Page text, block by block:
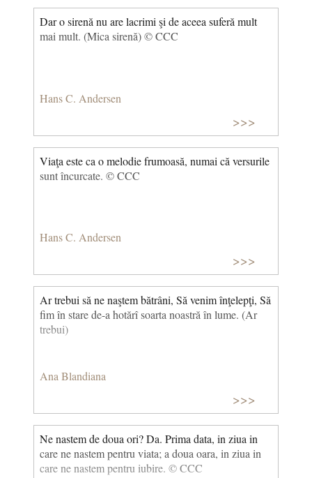
legăna să dormim, Noi am dispărea tot mai mult,
devenind tot mai mici, Cât bobul de strugure, cât
bobul de mazăre, cât bobul de grâu… (Ar trebui)
Dar o sirenă nu are lacrimi şi de aceea suferă mult
mai mult. (Mica sirenă) © CCC
Hans C. Andersen
>>>
Viaţa este ca o melodie frumoasă, numai că versurile
sunt încurcate. © CCC
Hans C. Andersen
>>>
Ar trebui să ne naştem bătrâni, Să venim înţelepţi, Să
fim în stare de-a hotărî soarta noastră în lume. (Ar
trebui)
Ana Blandiana
>>>
Ne nastem de doua ori? Da. Prima data, in ziua in
care ne nastem pentru viata; a doua oara, in ziua in
care ne nastem pentru iubire. © CCC